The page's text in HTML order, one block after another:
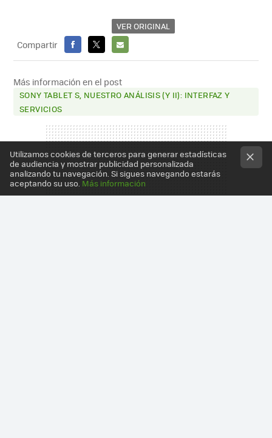
VER ORIGINAL
Compartir
FACEBOOK
X
E-
MAIL
Más información en el post
SONY TABLET S, NUESTRO ANÁLISIS (Y II): INTERFAZ Y
SERVICIOS
Utilizamos cookies de terceros para generar estadísticas
de audiencia y mostrar publicidad personalizada
analizando tu navegación. Si sigues navegando estarás
aceptando su uso. Más información